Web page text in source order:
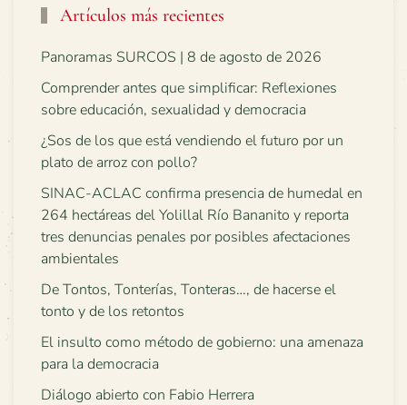
Artículos más recientes
Panoramas SURCOS | 8 de agosto de 2026
Comprender antes que simplificar: Reflexiones
sobre educación, sexualidad y democracia
¿Sos de los que está vendiendo el futuro por un
plato de arroz con pollo?
SINAC-ACLAC confirma presencia de humedal en
264 hectáreas del Yolillal Río Bananito y reporta
tres denuncias penales por posibles afectaciones
ambientales
De Tontos, Tonterías, Tonteras…, de hacerse el
tonto y de los retontos
El insulto como método de gobierno: una amenaza
para la democracia
Diálogo abierto con Fabio Herrera